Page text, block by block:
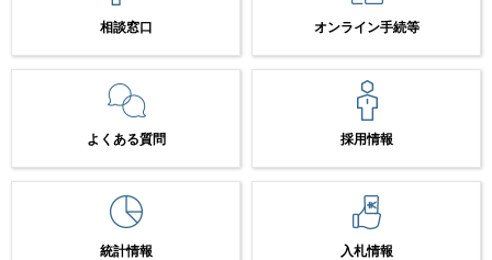
相談窓口 オンライン手続等
よくある質問 採用情報
統計情報 入札情報